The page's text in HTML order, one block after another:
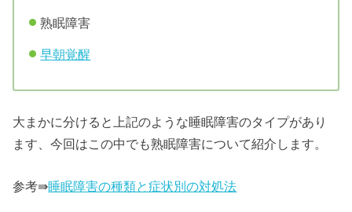
熟眠障害
早朝覚醒
大まかに分けると上記のような睡眠障害のタイプがあり
ます、今回はこの中でも熟眠障害について紹介します。
参考⇛睡眠障害の種類と症状別の対処法